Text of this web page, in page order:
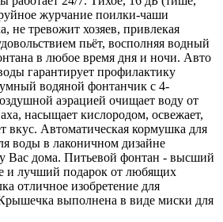
журчание поилки-чаши
не тревожит хозяев, привлекая
пьёт, восполняя водный
в любое время дня и ночи. Авто
гарантирует профилактику
водяной фонтанчик с 4-
аэрацией очищает воду от
насыщает кислородом, освежает,
вкус. Автоматическая кормушка для
воды в лаконичном дизайне
Вас дома. Питьевой фонтан - высший
и лучший подарок от любящих
отличное изобретение для
выполнена в виде миски для